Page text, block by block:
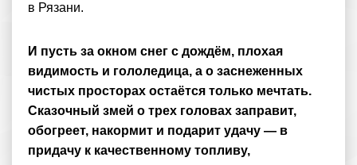
в Рязани.
И пусть за окном снег с дождём, плохая
видимость и гололедица, а о заснеженных
чистых просторах остаётся только мечтать.
Сказочный змей о трех головах заправит,
обогреет, накормит и подарит удачу — в
придачу к качественному топливу,